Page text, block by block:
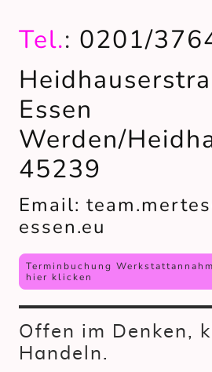
Tel.: 0201/
Essen
Werden/
45239
Email:
essen.eu
Terminbuchung
hier klicken
Offen im Denken,
Handeln.